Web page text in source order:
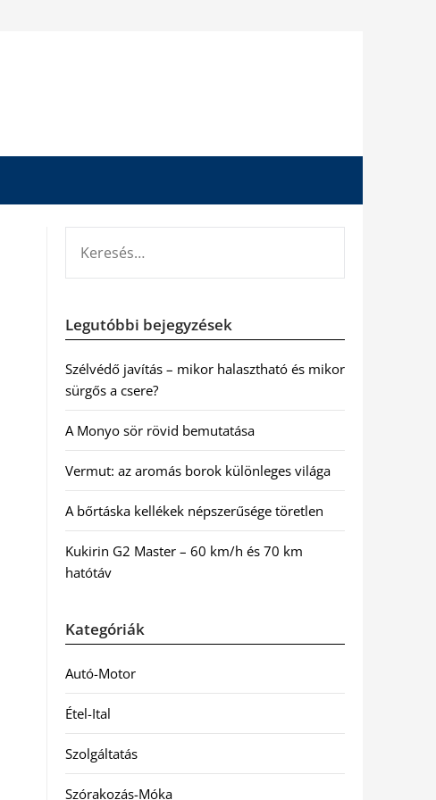
Legutóbbi bejegyzések
Szélvédő javítás – mikor halasztható és mikor
sürgős a csere?
A Monyo sör rövid bemutatása
Vermut: az aromás borok különleges világa
A bőrtáska kellékek népszerűsége töretlen
Kukirin G2 Master – 60 km/h és 70 km
hatótáv
Kategóriák
Autó-Motor
Étel-Ital
Szolgáltatás
Szórakozás-Móka